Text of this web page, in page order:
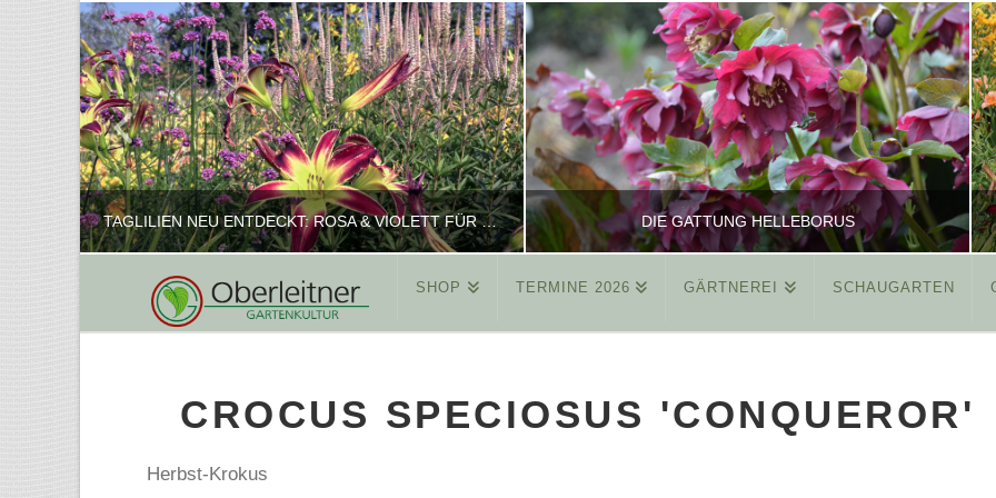
TAGLILIEN NEU ENTDECKT: ROSA & VIOLETT FÜR ROMANTISCHE PFLANZKOMBINATIONEN
REINHARD
FEBRUAR 16, 2025
DIE GATTUNG HELLEBORUS
REINHARD
MÄRZ 26, 2015
SHOP TERMINE 2026 GÄRTNEREI SCHAUGARTEN
CROCUS SPECIOSUS 'CONQUEROR'
Herbst-Krokus